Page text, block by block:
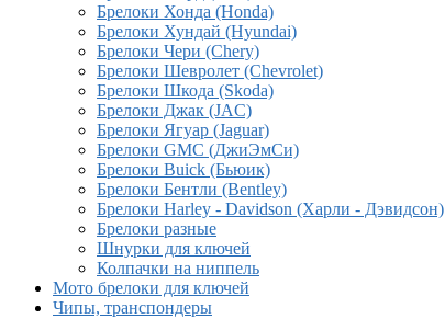
Брелоки Хонда (Honda)
Брелоки Хундай (Hyundai)
Брелоки Чери (Chery)
Брелоки Шевролет (Chevrolet)
Брелоки Шкода (Skoda)
Брелоки Джак (JAC)
Брелоки Ягуар (Jaguar)
Брелоки GMC (ДжиЭмСи)
Брелоки Buick (Бьюик)
Брелоки Бентли (Bentley)
Брелоки Harley - Davidson (Харли - Дэвидсон)
Брелоки разные
Шнурки для ключей
Колпачки на ниппель
Мото брелоки для ключей
Чипы, транспондеры